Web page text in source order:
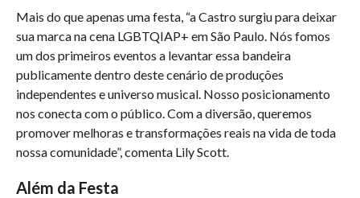
Mais do que apenas uma festa, “a Castro surgiu para deixar
sua marca na cena LGBTQIAP+ em São Paulo. Nós fomos
um dos primeiros eventos a levantar essa bandeira
publicamente dentro deste cenário de produções
independentes e universo musical. Nosso posicionamento
nos conecta com o público. Com a diversão, queremos
promover melhoras e transformações reais na vida de toda
nossa comunidade”, comenta Lily Scott.
Além da Festa